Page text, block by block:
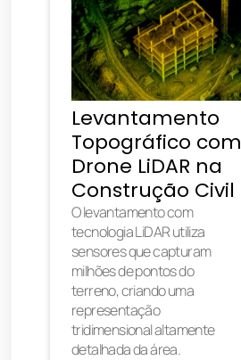
Levantamento
Topográfico com
Drone LiDAR na
Construção Civil
O levantamento com
tecnologia LiDAR utiliza
sensores que capturam
milhões de pontos do
terreno, criando uma
representação
tridimensional altamente
detalhada da área.